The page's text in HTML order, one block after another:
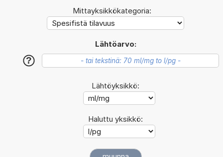
Mittayksikkökategoria:
Lähtöarvo:
?
Lähtöyksikkö:
Haluttu yksikkö: